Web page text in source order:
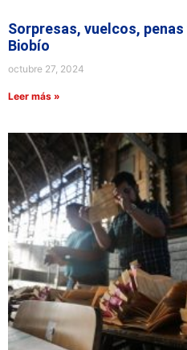
Sorpresas, vuelcos,
Biobío
octubre 27, 2024
Leer más »